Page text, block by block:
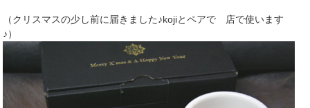
（クリスマスの少し前に届きました♪kojiとペアで 店で使います
♪）